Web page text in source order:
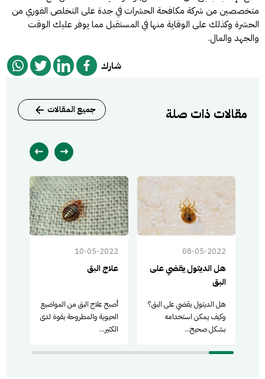
متخصصين من شركة مكافحة الحشرات في جدة على التخلص الفوري من
الحشرة وكذلك على الوقاية منها في المستقبل مما يوفر عليك الوقت
والجهد والمال.
شارك
مقالات ذات صلة جميع المقالات
08-05-2022
هل الديتول يقضي على
البق
هل الديتول يقضي على البق؟
وكيف يمكن استخدامه
بشكل صحيح...
10-05-2022
علاج البق
أصبح علاج البق من المواضيع
الحيوية والمطروحة بقوة لدى
الكثير...